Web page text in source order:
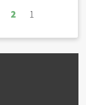
1
2